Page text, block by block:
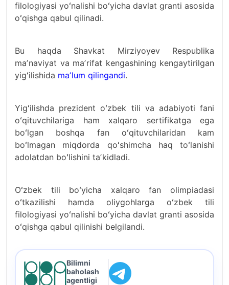
filologiyasi yoʻnalishi boʻyicha davlat granti asosida
oʻqishga qabul qilinadi.
Bu haqda Shavkat Mirziyoyev Respublika
maʼnaviyat va maʼrifat kengashining kengaytirilgan
yigʻilishida maʼlum qilingandi.
Yigʻilishda prezident oʻzbek tili va adabiyoti fani
oʻqituvchilariga ham xalqaro sertifikatga ega
boʻlgan boshqa fan oʻqituvchilaridan kam
boʻlmagan miqdorda qoʻshimcha haq toʻlanishi
adolatdan boʻlishini taʼkidladi.
Oʻzbek tili boʻyicha xalqaro fan olimpiadasi
oʻtkazilishi hamda oliygohlarga oʻzbek tili
filologiyasi yoʻnalishi boʻyicha davlat granti asosida
oʻqishga qabul qilinishi belgilandi.
Bilimni
baholash
agentligi